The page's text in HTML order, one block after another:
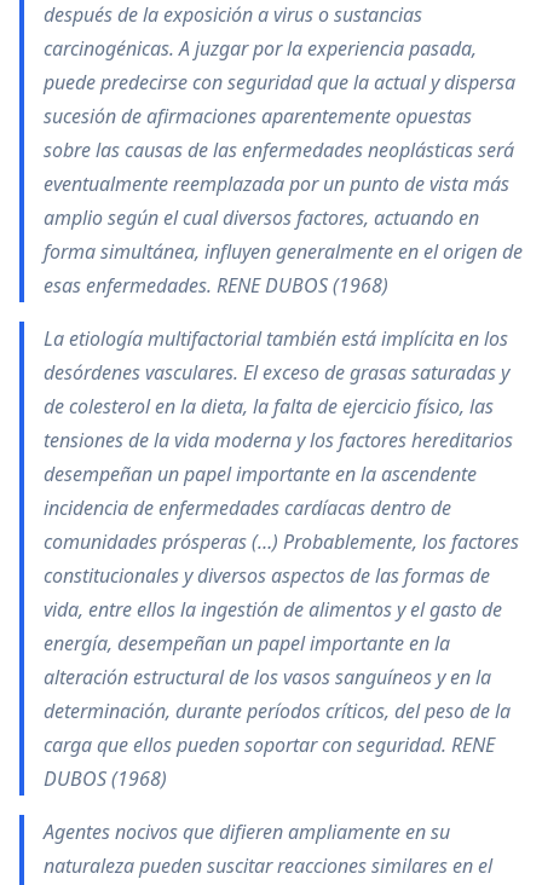
después de la exposición a virus o sustancias
carcinogénicas. A juzgar por la experiencia pasada,
puede predecirse con seguridad que la actual y dispersa
sucesión de afirmaciones aparentemente opuestas
sobre las causas de las enfermedades neoplásticas será
eventualmente reemplazada por un punto de vista más
amplio según el cual diversos factores, actuando en
forma simultánea, influyen generalmente en el origen de
esas enfermedades. RENE DUBOS (1968)
La etiología multifactorial también está implícita en los
desórdenes vasculares. El exceso de grasas saturadas y
de colesterol en la dieta, la falta de ejercicio físico, las
tensiones de la vida moderna y los factores hereditarios
desempeñan un papel importante en la ascendente
incidencia de enfermedades cardíacas dentro de
comunidades prósperas (…) Probablemente, los factores
constitucionales y diversos aspectos de las formas de
vida, entre ellos la ingestión de alimentos y el gasto de
energía, desempeñan un papel importante en la
alteración estructural de los vasos sanguíneos y en la
determinación, durante períodos críticos, del peso de la
carga que ellos pueden soportar con seguridad. RENE
DUBOS (1968)
Agentes nocivos que difieren ampliamente en su
naturaleza pueden suscitar reacciones similares en el